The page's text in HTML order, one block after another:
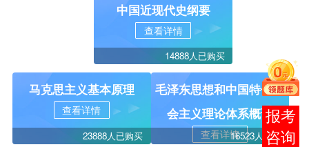
中国近现代史纲要
查看详情
14888人已购买
马克思主义基本原理
查看详情
23888人已购买
毛泽东思想和中国特色社
会主义理论体系概论
查看详情16523人学过
报考
咨询